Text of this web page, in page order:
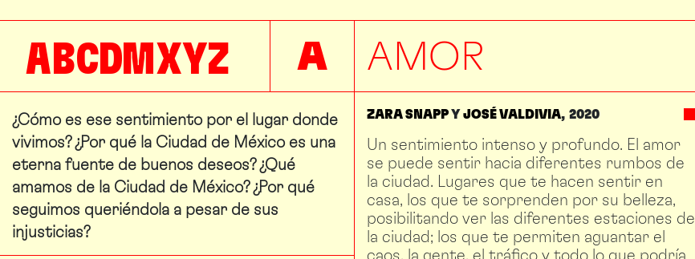
ABCDMXYZ A AMOR
¿Cómo es ese sentimiento por el lugar donde
vivimos? ¿Por qué la Ciudad de México es una
eterna fuente de buenos deseos? ¿Qué
amamos de la Ciudad de México? ¿Por qué
seguimos queriéndola a pesar de sus
injusticias?
ZARA SNAPPYJOSÉ VALDIVIA 2020
Un sentimiento intenso y profundo. El amor
se puede sentir hacia diferentes rumbos de
la ciudad. Lugares que te hacen sentir en
casa, los que te sorprenden por su belleza,
posibilitando ver las diferentes estaciones de
la ciudad; los que te permiten aguantar el
caos, la gente, el tráfico y todo lo que podría